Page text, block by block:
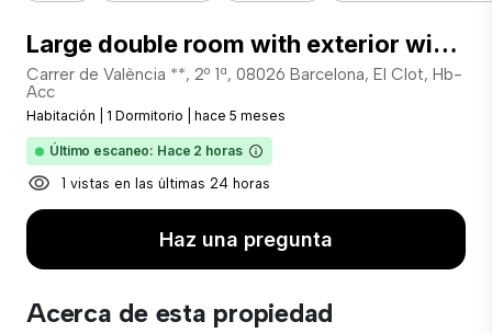
Large double room with exterior window in Valencia street
Carrer de València **, 2º 1ª, 08026 Barcelona, El Clot, Hb-
Acc
Habitación 1 Dormitorio hace 5 meses
Último escaneo: Hace 2 horas
1 vistas en las últimas 24 horas
Haz una pregunta
Acerca de esta propiedad